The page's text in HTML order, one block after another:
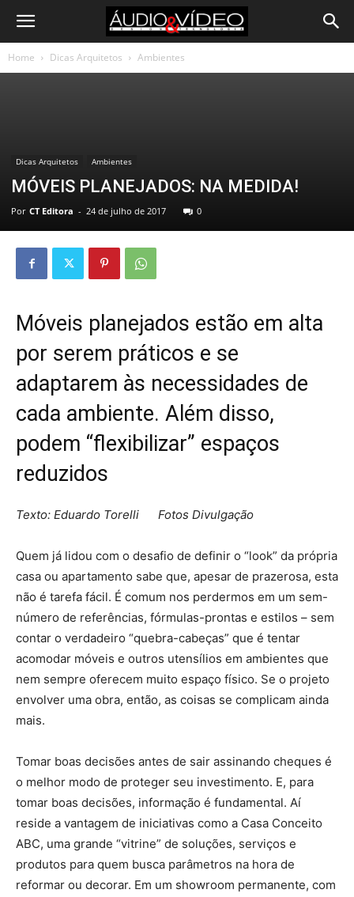
Home Dicas Arquitetos Ambientes
Dicas Arquitetos Ambientes
MÓVEIS PLANEJADOS: NA MEDIDA!
Por CT Editora - 24 de julho de 2017 0
Móveis planejados estão em alta
por serem práticos e se
adaptarem às necessidades de
cada ambiente. Além disso,
podem “flexibilizar” espaços
reduzidos
Texto: Eduardo Torelli Fotos Divulgação
Quem já lidou com o desafio de definir o “look” da própria
casa ou apartamento sabe que, apesar de prazerosa, esta
não é tarefa fácil. É comum nos perdermos em um sem-
número de referências, fórmulas-prontas e estilos – sem
contar o verdadeiro “quebra-cabeças” que é tentar
acomodar móveis e outros utensílios em ambientes que
nem sempre oferecem muito espaço físico. Se o projeto
envolver uma obra, então, as coisas se complicam ainda
mais.
Tomar boas decisões antes de sair assinando cheques é
o melhor modo de proteger seu investimento. E, para
tomar boas decisões, informação é fundamental. Aí
reside a vantagem de iniciativas como a Casa Conceito
ABC, uma grande “vitrine” de soluções, serviços e
produtos para quem busca parâmetros na hora de
reformar ou decorar. Em um showroom permanente, com